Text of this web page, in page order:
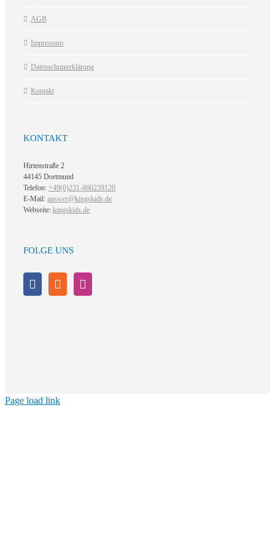
AGB
Impressum
Datenschutzerklärung
Kontakt
KONTAKT
Hirtenstraße 2
44145 Dortmund
Telefon: +49(0)231-860239120
E-Mail: answer@kingskids.de
Webseite: kingskids.de
FOLGE UNS
Page load link